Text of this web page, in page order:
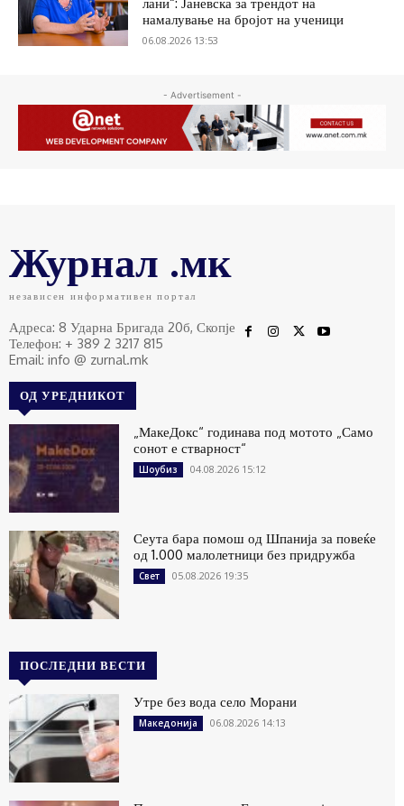
намалување на бројот на ученици
06.08.2026 13:53
- Advertisement -
Журнал .мк
независен информативен портал
Адреса: 8 Ударна Бригада 20б, Скопје
Телефон: + 389 2 3217 815
Email: info @ zurnal.mk
ОД УРЕДНИКОТ
„МакеДокс“ годинава под мотото „Само
сонот е стварност“
Шоубиз 04.08.2026 15:12
Сеута бара помош од Шпанија за повеќе
од 1.000 малолетници без придружба
Свет 05.08.2026 19:35
ПОСЛЕДНИ ВЕСТИ
Утре без вода село Морани
Македонија 06.08.2026 14:13